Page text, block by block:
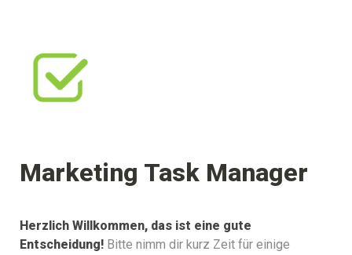
Herzlich Willkommen, das ist eine gute
Entscheidung! Bitte nimm dir kurz Zeit für einige